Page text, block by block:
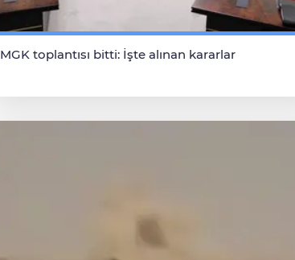
MGK toplantısı bitti: İşte alınan kararlar